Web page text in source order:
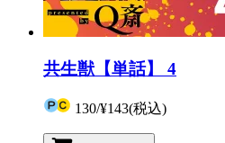
共生獣【単話】 4
130/¥143(税込)